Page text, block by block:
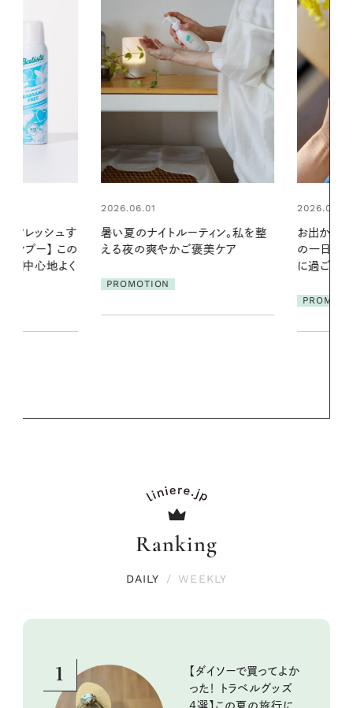
レッシュす
ンプー】 この
中心地よく
2026.06.01
暑い夏のナイトルーティン。私を整
える夜の爽やかご褒美ケア
PROMOTION
2026.06.01
お出かけ前
の一日。汗
に過ごす私
Ranking
DAILY / WEEKLY
1
【ダイソーで買ってよか
った！ トラベルグッズ